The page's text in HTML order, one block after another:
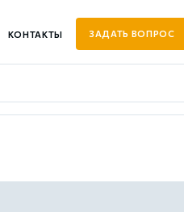
КОНТАКТЫ ЗАДАТЬ ВОПРОС